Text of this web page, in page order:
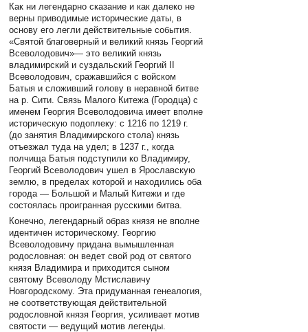
Как ни легендарно сказание и как далеко не
верны приводимые исторические даты, в
основу его легли действительные события.
«Святой благоверный и великий князь Георгий
Всеволодович»— это великий князь
владимирский и суздальский Георгий II
Всеволодович, сражавшийся с войском
Батыя и сложивший голову в неравной битве
на р. Сити. Связь Малого Китежа (Городца) с
именем Георгия Всеволодовича имеет вполне
историческую подоплеку: с 1216 по 1219 г.
(до занятия Владимирского стола) князь
отъезжал туда на удел; в 1237 г., когда
полчища Батыя подступили ко Владимиру,
Георгий Всеволодович ушел в Ярославскую
землю, в пределах которой и находились оба
города — Большой и Малый Китежи и где
состоялась проигранная русскими битва.
Конечно, легендарный образ князя не вполне
идентичен историческому. Георгию
Всеволодовичу придана вымышленная
родословная: он ведет свой род от святого
князя Владимира и приходится сыном
святому Всеволоду Мстиславичу
Новгородскому. Эта придуманная генеалогия,
не соответствующая действительной
родословной князя Георгия, усиливает мотив
святости — ведущий мотив легенды.